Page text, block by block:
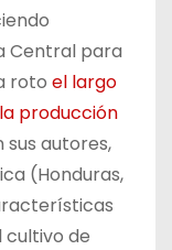
Central para
roto el largo
producción
sus autores,
(Honduras,
cultivo de